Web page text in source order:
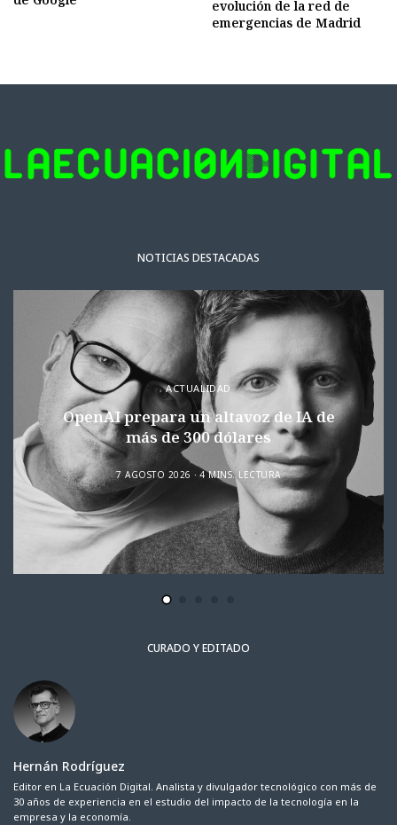
evolución de la red de
emergencias de Madrid
NOTICIAS DESTACADAS
ACTUALIDAD
OpenAI prepara un altavoz de IA de
más de 300 dólares
7 AGOSTO 2026 4 MINS. LECTURA
CURADO Y EDITADO
Hernán Rodríguez
Editor en La Ecuación Digital. Analista y divulgador tecnológico con más de
30 años de experiencia en el estudio del impacto de la tecnología en la
empresa y la economía.